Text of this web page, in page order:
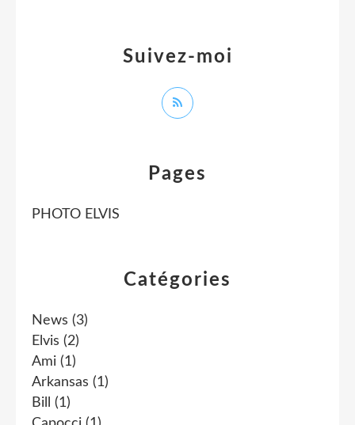
Catégories
News (3)
Elvis (2)
Ami (1)
Arkansas (1)
Bill
(1)
Pages
PHOTO ELVIS
Suivez-moi